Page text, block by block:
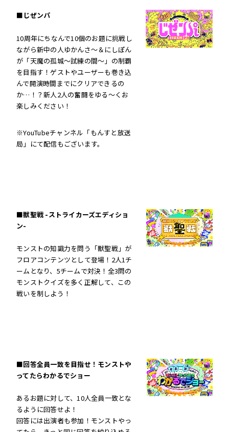
■じぜンパ
10周年にちなんで10個のお題に挑戦し
ながら新中の人ゆかんさ〜＆にしぽん
が「天魔の孤城〜試練の間〜」の制覇
を目指す！ゲストやユーザーも巻き込
んで開演時間までにクリアできるの
か…！？新人2人の奮闘をゆる〜くお
楽しみください！
※YouTubeチャンネル「もんすと放送
局」にて配信もございます。
■獣聖戦 -ストライカーズエディショ
ン-
モンストの知識力を問う「獣聖戦」が
フロアコンテンツとして登場！2人1チ
ームとなり、5チームで対決！全3問の
モンストクイズを多く正解して、この
戦いを制しよう！
■回答全員一致を目指せ！モンストや
ってたらわかるでショー
あるお題に対して、10人全員一致とな
るように回答せよ！
回答には出演者も参加！モンストやっ